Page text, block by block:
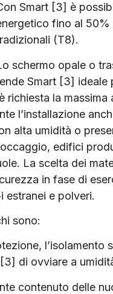
Smart [3] è
fino al
(T8).
schermo opale o
Smart [3] ideale
richiesta la
l’installazione
alta umidità o
edifici
La scelta dei
in fase di
estranei e polveri.
sono:
l’isolamento
di ovviare a
contenuto delle